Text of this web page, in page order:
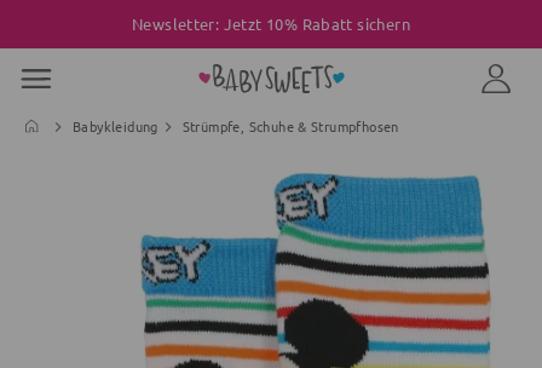
Newsletter: Jetzt 10% Rabatt sichern
Babykleidung Strümpfe, Schuhe & Strumpfhosen